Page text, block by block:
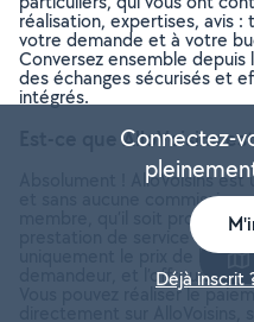
réalisation, expertises, avis
votre demande et à votre
Conversez ensemble depuis
des échanges sécurisés et
intégrés.
Est-ce que AlloVoisins
Absolument ! AlloVoisins
et sans aucune commission
membre, qu’il soit
prestation de service ou
uniquement le prix de la
demandeur, et l’offreur.
Vous pouvez réaliser le
Connectez-
Déjà inscrit